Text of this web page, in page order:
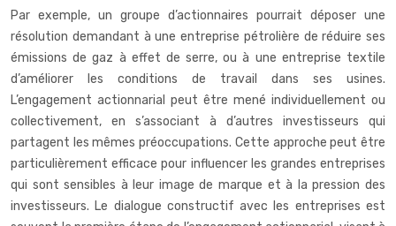
Par exemple, un groupe d’actionnaires pourrait déposer une
résolution demandant à une entreprise pétrolière de réduire ses
émissions de gaz à effet de serre, ou à une entreprise textile
d’améliorer les conditions de travail dans ses usines.
L’engagement actionnarial peut être mené individuellement ou
collectivement, en s’associant à d’autres investisseurs qui
partagent les mêmes préoccupations. Cette approche peut être
particulièrement efficace pour influencer les grandes entreprises
qui sont sensibles à leur image de marque et à la pression des
investisseurs. Le dialogue constructif avec les entreprises est